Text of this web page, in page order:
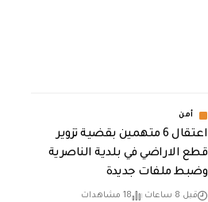
أمن
اعتقال 6 متهمين بقضية تزوير
قطع الاراضي في بلدية الناصرية
وضبط ملفات جديدة
قبل 8 ساعات 18 مشاهدات